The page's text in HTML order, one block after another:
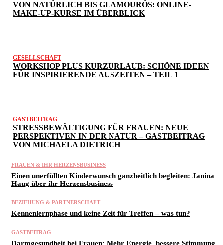
VON NATÜRLICH BIS GLAMOURÖS: ONLINE-
MAKE-UP-KURSE IM ÜBERBLICK
GESELLSCHAFT
WORKSHOP PLUS KURZURLAUB: SCHÖNE IDEEN
FÜR INSPIRIERENDE AUSZEITEN – TEIL 1
GASTBEITRAG
STRESSBEWÄLTIGUNG FÜR FRAUEN: NEUE
PERSPEKTIVEN IN DER NATUR – GASTBEITRAG
VON MICHAELA DIETRICH
FRAUEN & IHR HERZENSBUSINESS
Einen unerfüllten Kinderwunsch ganzheitlich begleiten: Janina
Haug über ihr Herzensbusiness
BEZIEHUNG & PARTNERSCHAFT
Kennenlernphase und keine Zeit für Treffen – was tun?
GASTBEITRAG
Darmgesundheit bei Frauen: Mehr Energie, bessere Stimmung